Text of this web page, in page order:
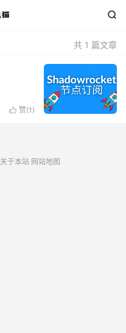

共 1 篇文章
 赞(1 )
关于本站 网站地图